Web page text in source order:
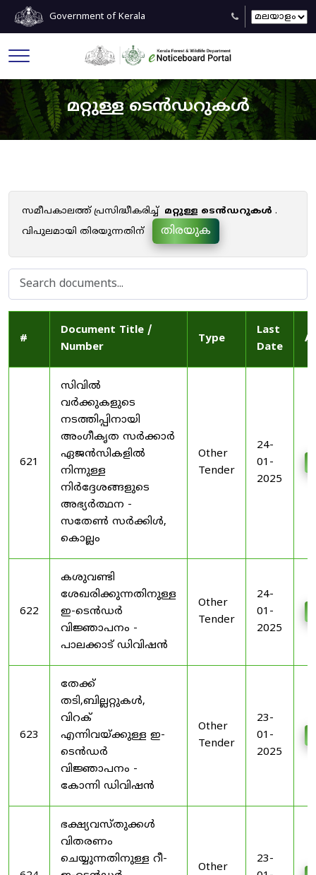
Government of Kerala
മറ്റുള്ള ടെൻഡറുകൾ
സമീപകാലത്ത് പ്രസിദ്ധീകരിച്ച് മറ്റുള്ള ടെൻഡറുകൾ .
വിപുലമായി തിരയുന്നതിന്
തിരയുക
#
Document Title /
Number
Type
Last
Date
621
സിവിൽ
വർക്കുകളുടെ
നടത്തിപ്പിനായി
അംഗീകൃത സർക്കാർ
ഏജൻസികളിൽ
നിന്നുള്ള
നിർദ്ദേശങ്ങളുടെ
അഭ്യർത്ഥന -
സതേൺ സർക്കിൾ,
കൊല്ലം
Other
Tender
24-
01-
2025
622
കശുവണ്ടി
ശേഖരിക്കുന്നതിനുള്ള
ഇ-ടെൻഡർ
വിജ്ഞാപനം -
പാലക്കാട് ഡിവിഷൻ
Other
Tender
24-
01-
2025
623
തേക്ക്
തടി,ബില്ലറ്റുകൾ,
വിറക്
എന്നിവയ്ക്കുള്ള ഇ-
ടെൻഡർ
വിജ്ഞാപനം -
കോന്നി ഡിവിഷൻ
Other
Tender
23-
01-
2025
ഭക്ഷ്യവസ്തുക്കൾ
വിതരണം
ചെയ്യുന്നതിനുള്ള റീ-
Other
23-